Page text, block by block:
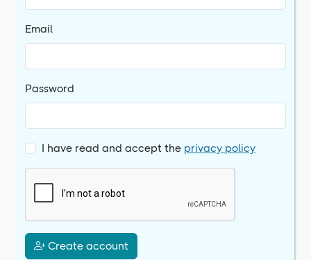
Email
Password
I have read and accept the privacy policy
Create account